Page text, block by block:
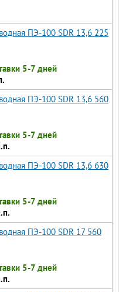
ПЭ-100 SDR 13,6 225
5-7 дней
ПЭ-100 SDR 13,6 560
5-7 дней
ПЭ-100 SDR 13,6 630
5-7 дней
ПЭ-100 SDR 17 560
5-7 дней